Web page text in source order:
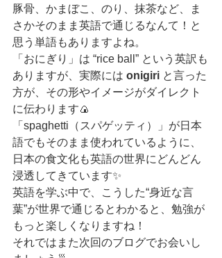
豚骨、かまぼこ、のり、抹茶など、ま
さかそのまま英語で通じるなんて！と
思う単語もありますよね。
「おにぎり」は “rice ball” という英訳も
ありますが、実際には onigiri と言った
方が、その形やイメージがダイレクト
に伝わります🍙
「spaghetti（スパゲッティ）」が日本
語でもそのまま使われているように、
日本の食文化も英語の世界にどんどん
浸透してきています✨
英語を学ぶ中で、こうした“身近な言
葉”が世界で通じるとわかると、勉強が
もっと楽しくなりますね！
それではまた次回のブログでお会いし